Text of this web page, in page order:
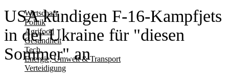
Wirtschaft
Politik
Agrifood
Gesundheit
Tech
Energie, Umwelt & Transport
Verteidigung
USA kündigen F-16-Kampfjets
in der Ukraine für "diesen
Sommer" an